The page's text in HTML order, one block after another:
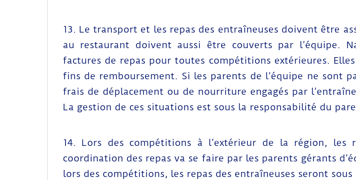
13. Le transport et les repas des entraîneuses doivent être
au restaurant doivent aussi être couverts par l’équipe.
factures de repas pour toutes compétitions extérieures.
fins de remboursement. Si les parents de l’équipe ne sont
frais de déplacement ou de nourriture engagés par
La gestion de ces situations est sous la responsabilité du
14. Lors des compétitions à l’extérieur de la région, les
coordination des repas va se faire par les parents gérants
lors des compétitions, les repas des entraîneuses seront